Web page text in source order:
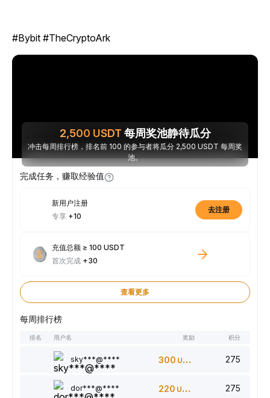
#Bybit #TheCryptoArk
2,500 USDT 每周奖池静待瓜分
冲击每周排行榜，排名前 100 的参与者将瓜分 2,500 USDT 每周奖
池。
完成任务，赚取经验值
新用户注册
专享 +10
去注册
充值总额 ≥ 100 USDT
首次完成 +30
查看更多
每周排行榜
排名 用户名 奖励 积分
sky***@**** 300 USDT 275
dor***@**** 220 USDT 275